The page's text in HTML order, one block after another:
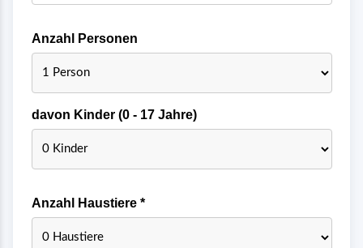
Anzahl Personen
davon Kinder (0 - 17 Jahre)
Anzahl Haustiere *